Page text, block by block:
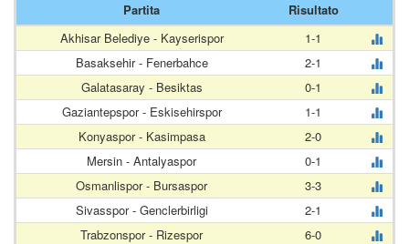
Partita
Risultato
Akhisar Belediye - Kayserispor
1-1
Basaksehir - Fenerbahce
2-1
Galatasaray - Besiktas
0-1
Gaziantepspor - Eskisehirspor
1-1
Konyaspor - Kasimpasa
2-0
Mersin - Antalyaspor
0-1
Osmanlispor - Bursaspor
3-3
Sivasspor - Genclerbirligi
2-1
Trabzonspor - Rizespor
6-0